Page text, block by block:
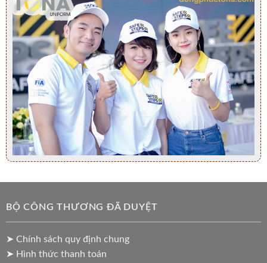
BỘ CÔNG THƯƠNG ĐÃ DUYỆT
➤ Chính sách quy định chung
➤ Hình thức thanh toán